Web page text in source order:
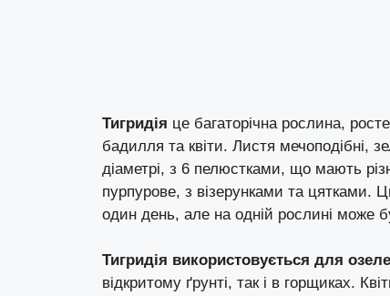
Тигридія це багаторічна рослина,
бадилля та квіти. Листя мечоподібні,
діаметрі, з 6 пелюстками, що мають
пурпурове, з візерунками та цятками.
один день, але на одній рослині може
Тигридія використовується для
відкритому ґрунті, так і в горщиках.